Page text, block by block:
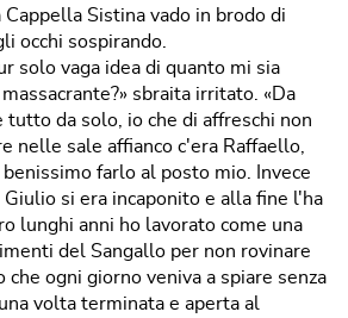
Sistina vado in brodo di
occhi sospirando.
solo vaga idea di quanto mi sia
sbraita irritato. «Da
tutto da solo, io che di affreschi non
nelle sale affianco c'era Raffaello,
farlo al posto mio. Invece
si era incaponito e alla fine l'ha
lunghi anni ho lavorato come una
del Sangallo per non rovinare
che ogni giorno veniva a spiare senza
volta terminata e aperta al